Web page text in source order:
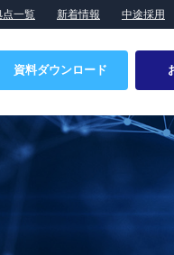
点一覧 新着情報 中途採用
会社
特設ページ
食品業界向けソリューショ
資料ダウンロード